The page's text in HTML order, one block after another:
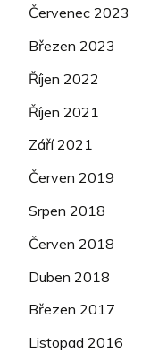
Červenec 2023
Březen 2023
Říjen 2022
Říjen 2021
Září 2021
Červen 2019
Srpen 2018
Červen 2018
Duben 2018
Březen 2017
Listopad 2016